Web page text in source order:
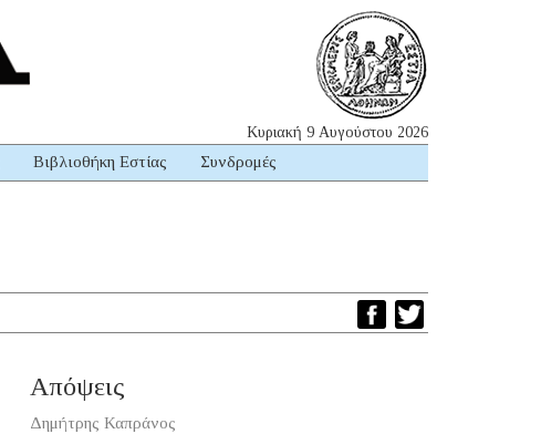
Κυριακή 9 Αυγούστου 2026
Βιβλιοθήκη Εστίας Συνδρομές
Απόψεις
Δημήτρης Καπράνος